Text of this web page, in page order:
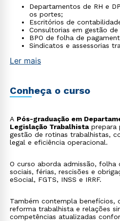
Departamentos de RH e
os portes;
Escritórios de
Consultorias em gestão de
BPO de folha de
Sindicatos e assessorias
Ler mais
Conheça o curso
A Pós-graduação em
Legislação Trabalhistaprepara
gestão de rotinas trabalhistas,
legal e eficiência operacional.
O curso aborda admissão, folha
sociais, férias, rescisões e
eSocial, FGTS, INSS e IRRF.
Também contempla benefícios,
reforma trabalhista e relações
competências atualizadas